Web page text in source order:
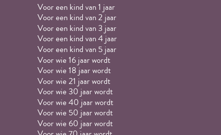
Voor een kind van 1 jaar
Voor een kind van 2 jaar
Voor een kind van 3 jaar
Voor een kind van 4 jaar
Voor een kind van 5 jaar
Voor wie 16 jaar wordt
Voor wie 18 jaar wordt
Voor wie 21 jaar wordt
Voor wie 30 jaar wordt
Voor wie 40 jaar wordt
Voor wie 50 jaar wordt
Voor wie 60 jaar wordt